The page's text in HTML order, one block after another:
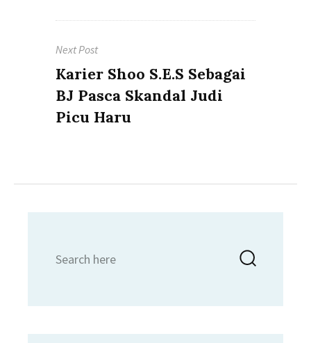
Next Post
Next
post:
Karier Shoo S.E.S Sebagai
BJ Pasca Skandal Judi
Picu Haru
for: